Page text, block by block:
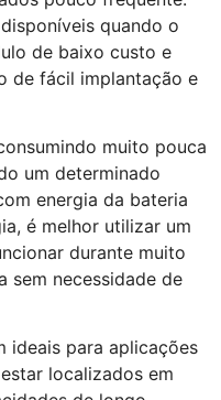
quando o
de baixo custo e
de fácil implantação e
muito pouca
um determinado
energia da bateria
é melhor utilizar um
durante muito
sem necessidade de
ideais para aplicações
localizados em